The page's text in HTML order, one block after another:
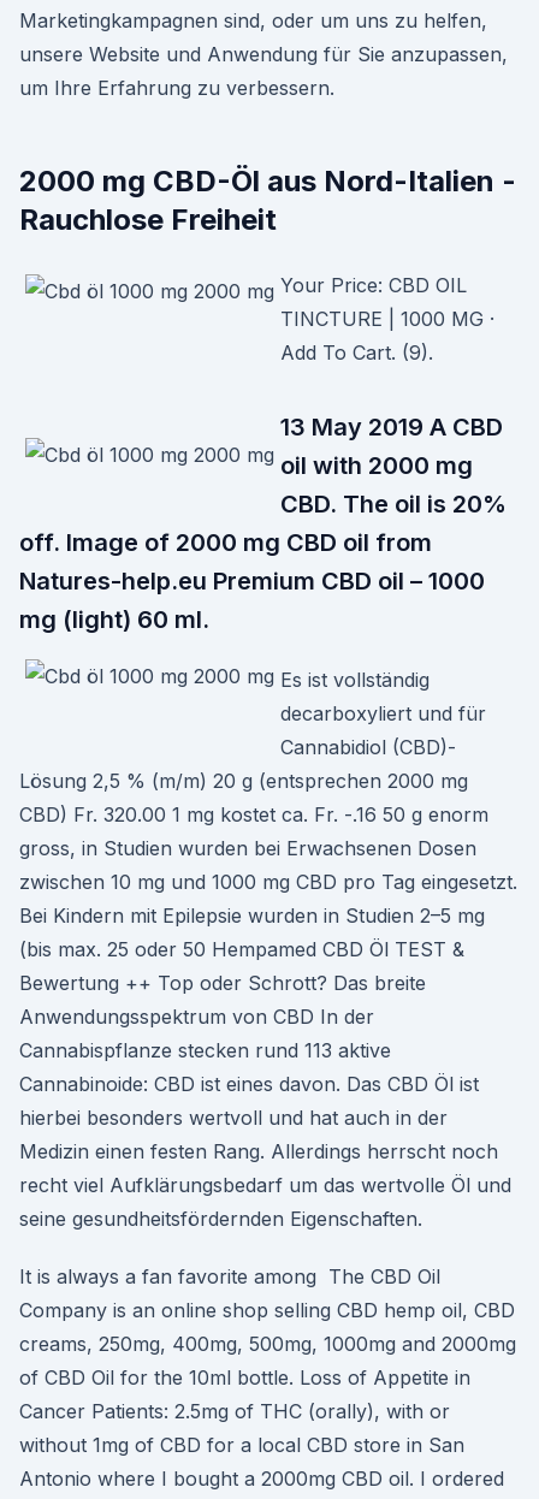
Marketingkampagnen sind, oder um uns zu helfen,
unsere Website und Anwendung für Sie anzupassen,
um Ihre Erfahrung zu verbessern.
2000 mg CBD-Öl aus Nord-Italien -
Rauchlose Freiheit
Your Price: CBD OIL
TINCTURE | 1000 MG ·
Add To Cart. (9).
13 May 2019 A CBD
oil with 2000 mg
CBD. The oil is 20%
off. Image of 2000 mg CBD oil from
Natures-help.eu Premium CBD oil – 1000
mg (light) 60 ml.
Es ist vollständig
decarboxyliert und für
Cannabidiol (CBD)-
Lösung 2,5 % (m/m) 20 g (entsprechen 2000 mg
CBD) Fr. 320.00 1 mg kostet ca. Fr. -.16 50 g enorm
gross, in Studien wurden bei Erwachsenen Dosen
zwischen 10 mg und 1000 mg CBD pro Tag eingesetzt.
Bei Kindern mit Epilepsie wurden in Studien 2–5 mg
(bis max. 25 oder 50 Hempamed CBD Öl TEST &
Bewertung ++ Top oder Schrott? Das breite
Anwendungsspektrum von CBD In der
Cannabispflanze stecken rund 113 aktive
Cannabinoide: CBD ist eines davon. Das CBD Öl ist
hierbei besonders wertvoll und hat auch in der
Medizin einen festen Rang. Allerdings herrscht noch
recht viel Aufklärungsbedarf um das wertvolle Öl und
seine gesundheitsfördernden Eigenschaften.
It is always a fan favorite among The CBD Oil
Company is an online shop selling CBD hemp oil, CBD
creams, 250mg, 400mg, 500mg, 1000mg and 2000mg
of CBD Oil for the 10ml bottle. Loss of Appetite in
Cancer Patients: 2.5mg of THC (orally), with or
without 1mg of CBD for a local CBD store in San
Antonio where I bought a 2000mg CBD oil. I ordered